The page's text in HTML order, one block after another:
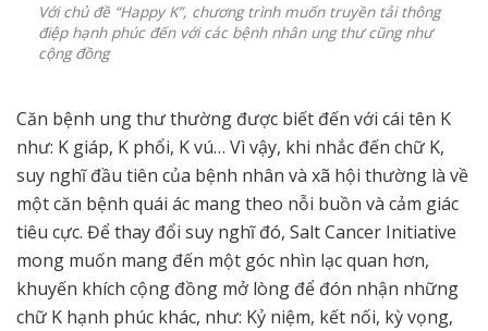
Với chủ đề “Happy K”, chương trình muốn truyền tải thông
điệp hạnh phúc đến với các bệnh nhân ung thư cũng như
cộng đồng
Căn bệnh ung thư thường được biết đến với cái tên K
như: K giáp, K phổi, K vú… Vì vậy, khi nhắc đến chữ K,
suy nghĩ đầu tiên của bệnh nhân và xã hội thường là về
một căn bệnh quái ác mang theo nỗi buồn và cảm giác
tiêu cực. Để thay đổi suy nghĩ đó, Salt Cancer Initiative
mong muốn mang đến một góc nhìn lạc quan hơn,
khuyến khích cộng đồng mở lòng để đón nhận những
chữ K hạnh phúc khác, như: Kỷ niệm, kết nối, kỳ vọng,